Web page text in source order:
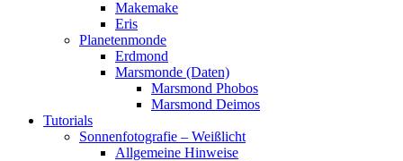
Makemake
Eris
Planetenmonde
Erdmond
Marsmonde (Daten)
Marsmond Phobos
Marsmond Deimos
Tutorials
Sonnenfotografie – Weißlicht
Allgemeine Hinweise